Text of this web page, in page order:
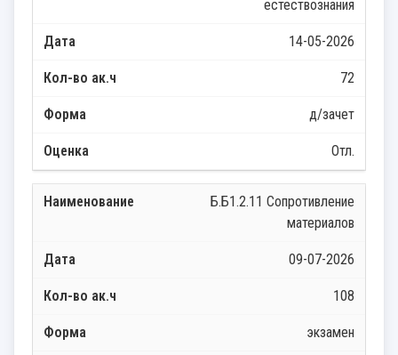
естествознания
14-05-2026
72
д/зачет
Отл.
Б.Б1.2.11 Сопротивление
материалов
09-07-2026
108
экзамен